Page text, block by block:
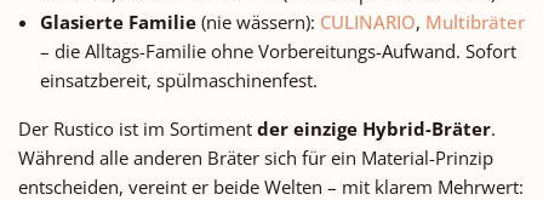
Alternative.
Alternative.
Glasierte Familie (nie wässern): CULINARIO, Multibräter
– die Alltags-Familie ohne Vorbereitungs-Aufwand. Sofort
einsatzbereit, spülmaschinenfest.
Der Rustico ist im Sortiment der einzige Hybrid-Bräter.
Während alle anderen Bräter sich für ein Material-Prinzip
entscheiden, vereint er beide Welten – mit klarem Mehrwert: